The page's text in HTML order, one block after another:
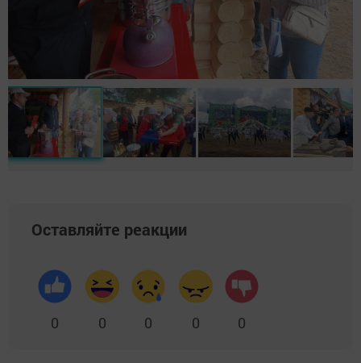
Оставляйте реакции
0 0 0 0 0